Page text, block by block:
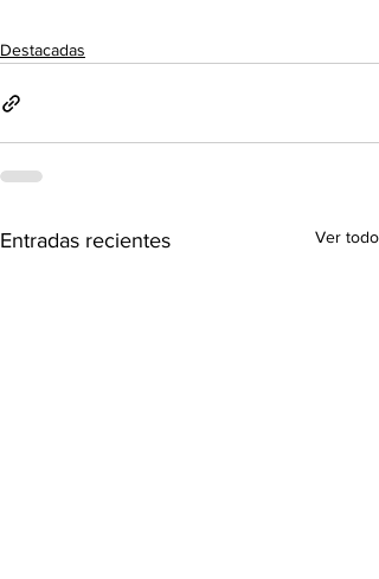
Destacadas
Entradas recientes Ver todo